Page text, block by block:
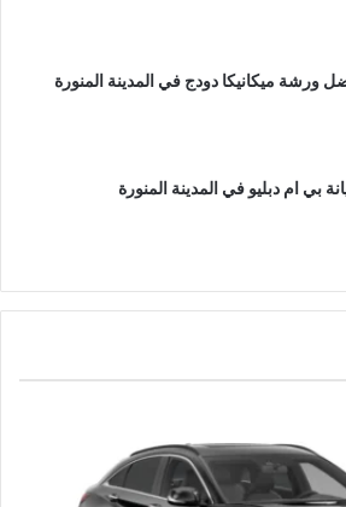
ورشة ميكانيكا دودج في المدينة المنورة
بي ام دبليو في المدينة المنورة